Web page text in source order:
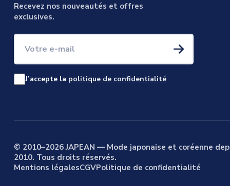
Recevez nos nouveautés et offres
exclusives.
J’accepte la politique de confidentialité
© 2010–2026 JAPEAN — Mode japonaise et coréenne
2010. Tous droits réservés.
Mentions légalesCGVPolitique de confidentialité